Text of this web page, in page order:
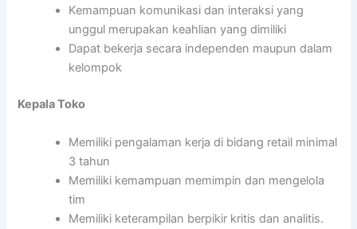
Kemampuan komunikasi dan interaksi yang
unggul merupakan keahlian yang dimiliki
Dapat bekerja secara independen maupun dalam
kelompok
Kepala Toko
Memiliki pengalaman kerja di bidang retail minimal
3 tahun
Memiliki kemampuan memimpin dan mengelola
tim
Memiliki keterampilan berpikir kritis dan analitis.